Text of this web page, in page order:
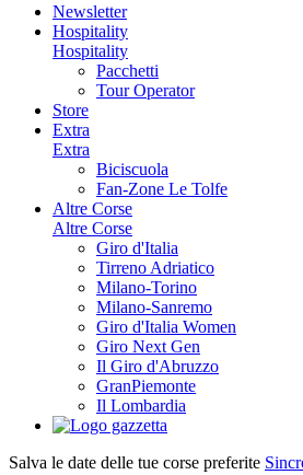
Newsletter
Hospitality
Hospitality
Pacchetti
Tour Operator
Store
Extra
Extra
Biciscuola
Fan-Zone Le Tolfe
Altre Corse
Altre Corse
Giro d'Italia
Tirreno Adriatico
Milano-Torino
Milano-Sanremo
Giro d'Italia Women
Giro Next Gen
Il Giro d'Abruzzo
GranPiemonte
Il Lombardia
Salva le date delle tue corse preferite